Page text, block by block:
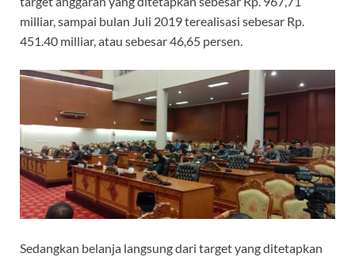
milliar, sampai bulan Juli 2019 terealisasi sebesar Rp.
451.40 milliar, atau sebesar 46,65 persen.
Sedangkan belanja langsung dari target yang ditetapkan